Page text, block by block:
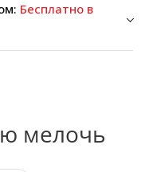
Бесплатно в
мелочь